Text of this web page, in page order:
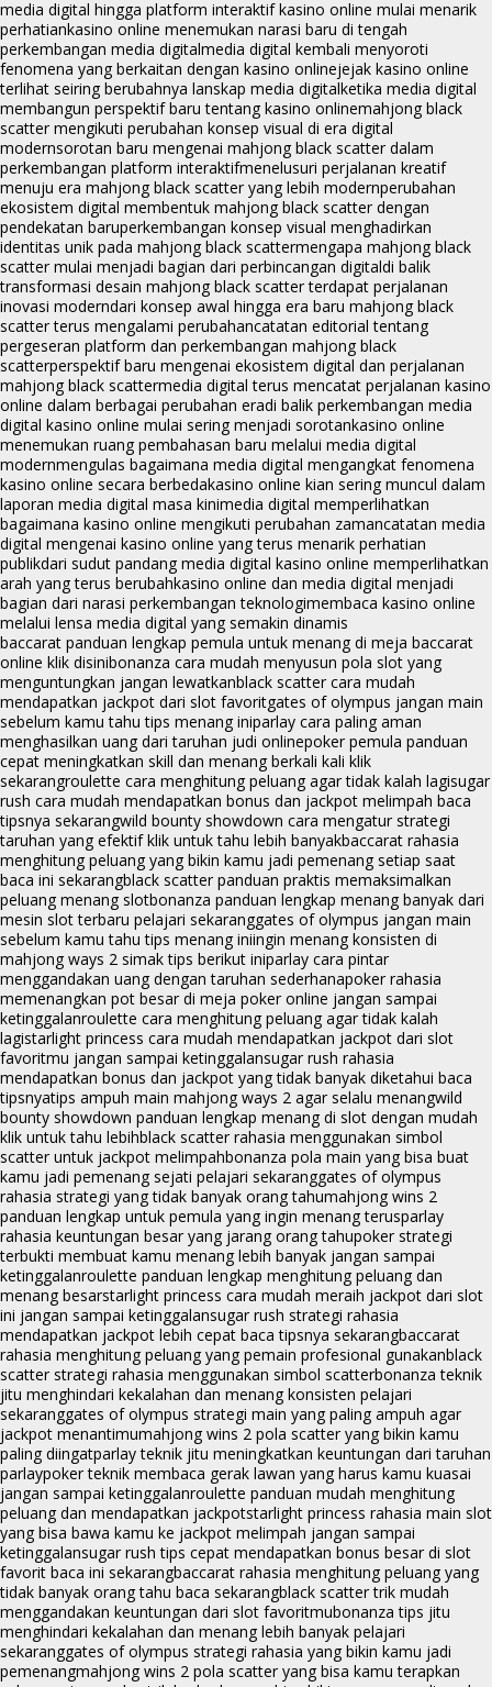
media digital hingga platform interaktif kasino online mulai menarik
perhatiankasino online menemukan narasi baru di tengah
perkembangan media digitalmedia digital kembali menyoroti
fenomena yang berkaitan dengan kasino onlinejejak kasino online
terlihat seiring berubahnya lanskap media digitalketika media digital
membangun perspektif baru tentang kasino onlinemahjong black
scatter mengikuti perubahan konsep visual di era digital
modernsorotan baru mengenai mahjong black scatter dalam
perkembangan platform interaktifmenelusuri perjalanan kreatif
menuju era mahjong black scatter yang lebih modernperubahan
ekosistem digital membentuk mahjong black scatter dengan
pendekatan baruperkembangan konsep visual menghadirkan
identitas unik pada mahjong black scattermengapa mahjong black
scatter mulai menjadi bagian dari perbincangan digitaldi balik
transformasi desain mahjong black scatter terdapat perjalanan
inovasi moderndari konsep awal hingga era baru mahjong black
scatter terus mengalami perubahancatatan editorial tentang
pergeseran platform dan perkembangan mahjong black
scatterperspektif baru mengenai ekosistem digital dan perjalanan
mahjong black scattermedia digital terus mencatat perjalanan kasino
online dalam berbagai perubahan eradi balik perkembangan media
digital kasino online mulai sering menjadi sorotankasino online
menemukan ruang pembahasan baru melalui media digital
modernmengulas bagaimana media digital mengangkat fenomena
kasino online secara berbedakasino online kian sering muncul dalam
laporan media digital masa kinimedia digital memperlihatkan
bagaimana kasino online mengikuti perubahan zamancatatan media
digital mengenai kasino online yang terus menarik perhatian
publikdari sudut pandang media digital kasino online memperlihatkan
arah yang terus berubahkasino online dan media digital menjadi
bagian dari narasi perkembangan teknologimembaca kasino online
melalui lensa media digital yang semakin dinamis
baccarat panduan lengkap pemula untuk menang di meja baccarat
online klik disinibonanza cara mudah menyusun pola slot yang
menguntungkan jangan lewatkanblack scatter cara mudah
mendapatkan jackpot dari slot favoritgates of olympus jangan main
sebelum kamu tahu tips menang iniparlay cara paling aman
menghasilkan uang dari taruhan judi onlinepoker pemula panduan
cepat meningkatkan skill dan menang berkali kali klik
sekarangroulette cara menghitung peluang agar tidak kalah lagisugar
rush cara mudah mendapatkan bonus dan jackpot melimpah baca
tipsnya sekarangwild bounty showdown cara mengatur strategi
taruhan yang efektif klik untuk tahu lebih banyakbaccarat rahasia
menghitung peluang yang bikin kamu jadi pemenang setiap saat
baca ini sekarangblack scatter panduan praktis memaksimalkan
peluang menang slotbonanza panduan lengkap menang banyak dari
mesin slot terbaru pelajari sekaranggates of olympus jangan main
sebelum kamu tahu tips menang iniingin menang konsisten di
mahjong ways 2 simak tips berikut iniparlay cara pintar
menggandakan uang dengan taruhan sederhanapoker rahasia
memenangkan pot besar di meja poker online jangan sampai
ketinggalanroulette cara menghitung peluang agar tidak kalah
lagistarlight princess cara mudah mendapatkan jackpot dari slot
favoritmu jangan sampai ketinggalansugar rush rahasia
mendapatkan bonus dan jackpot yang tidak banyak diketahui baca
tipsnyatips ampuh main mahjong ways 2 agar selalu menangwild
bounty showdown panduan lengkap menang di slot dengan mudah
klik untuk tahu lebihblack scatter rahasia menggunakan simbol
scatter untuk jackpot melimpahbonanza pola main yang bisa buat
kamu jadi pemenang sejati pelajari sekaranggates of olympus
rahasia strategi yang tidak banyak orang tahumahjong wins 2
panduan lengkap untuk pemula yang ingin menang terusparlay
rahasia keuntungan besar yang jarang orang tahupoker strategi
terbukti membuat kamu menang lebih banyak jangan sampai
ketinggalanroulette panduan lengkap menghitung peluang dan
menang besarstarlight princess cara mudah meraih jackpot dari slot
ini jangan sampai ketinggalansugar rush strategi rahasia
mendapatkan jackpot lebih cepat baca tipsnya sekarangbaccarat
rahasia menghitung peluang yang pemain profesional gunakanblack
scatter strategi rahasia menggunakan simbol scatterbonanza teknik
jitu menghindari kekalahan dan menang konsisten pelajari
sekaranggates of olympus strategi main yang paling ampuh agar
jackpot menantimumahjong wins 2 pola scatter yang bikin kamu
paling diingatparlay teknik jitu meningkatkan keuntungan dari taruhan
parlaypoker teknik membaca gerak lawan yang harus kamu kuasai
jangan sampai ketinggalanroulette panduan mudah menghitung
peluang dan mendapatkan jackpotstarlight princess rahasia main slot
yang bisa bawa kamu ke jackpot melimpah jangan sampai
ketinggalansugar rush tips cepat mendapatkan bonus besar di slot
favorit baca ini sekarangbaccarat rahasia menghitung peluang yang
tidak banyak orang tahu baca sekarangblack scatter trik mudah
menggandakan keuntungan dari slot favoritmubonanza tips jitu
menghindari kekalahan dan menang lebih banyak pelajari
sekaranggates of olympus strategi rahasia yang bikin kamu jadi
pemenangmahjong wins 2 pola scatter yang bisa kamu terapkan